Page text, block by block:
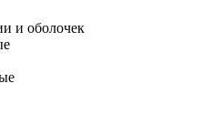
и оболочек